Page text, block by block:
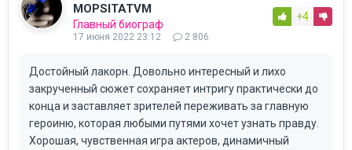
MOPSITATVM
Главный биограф
17 июня 2022 23:12 2 806
+4
Достойный лакорн. Довольно интересный и лихо
закрученный сюжет сохраняет интригу практически до
конца и заставляет зрителей переживать за главную
героиню, которая любыми путями хочет узнать правду.
Хорошая, чувственная игра актеров, динамичный